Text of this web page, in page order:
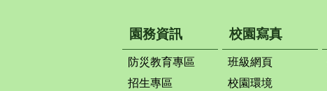
園務資訊
防災教育專區
招生專區
校園寫真
班級網頁
校園環境